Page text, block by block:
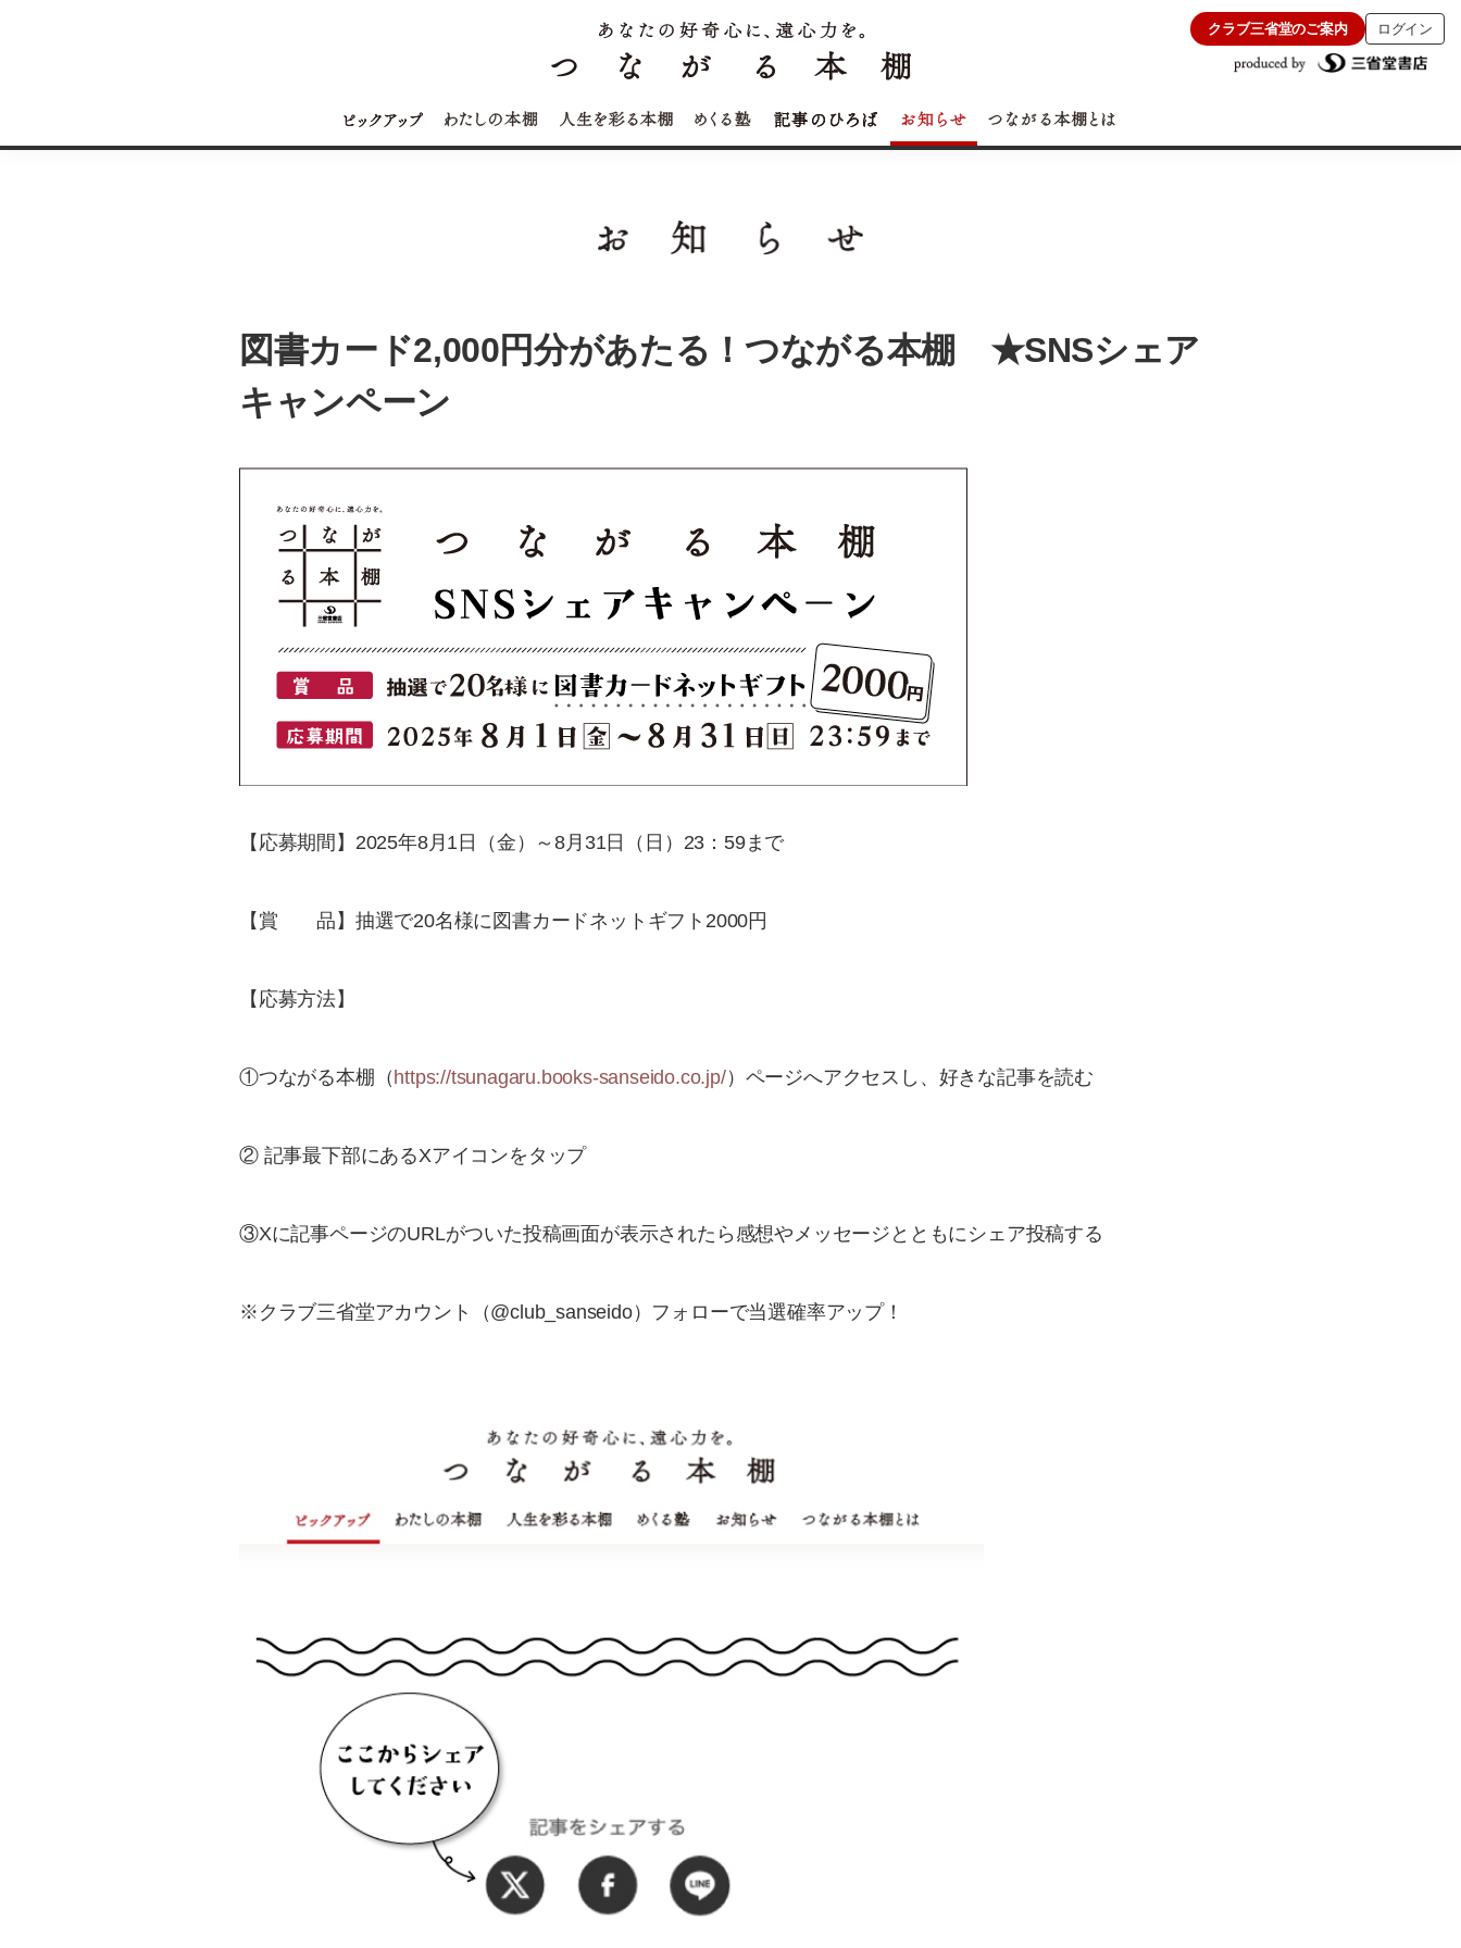
クラブ三省堂のご案内 ログイン
図書カード2,000円分があたる！つながる本棚 ★SNSシェア
キャンペーン
【応募期間】2025年8月1日（金）～8月31日（日）23：59まで
【賞 品】抽選で20名様に図書カードネットギフト2000円
【応募方法】
①つながる本棚（ https://tsunagaru.books-sanseido.co.jp/）ページへアクセスし、好きな記事を読む
② 記事最下部にあるXアイコンをタップ
③Xに記事ページのURLがついた投稿画面が表示されたら感想やメッセージとともにシェア投稿する
※クラブ三省堂アカウント（@club_sanseido）フォローで当選確率アップ！